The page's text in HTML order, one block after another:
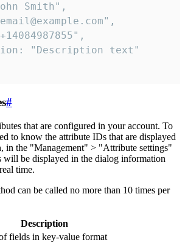
Smith",
"Description text"
#
that are configured in your account. To
to know the attribute IDs that are displayed
in the "Management" > "Attribute settings"
will be displayed in the dialog information
time.
can be called no more than 10 times per
Description
fields in key-value format